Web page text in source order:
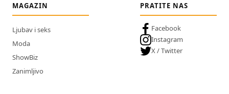
MAGAZIN
Ljubav i seks
Moda
ShowBiz
Zanimljivo
PRATITE NAS
Facebook
Instagram
X / Twitter